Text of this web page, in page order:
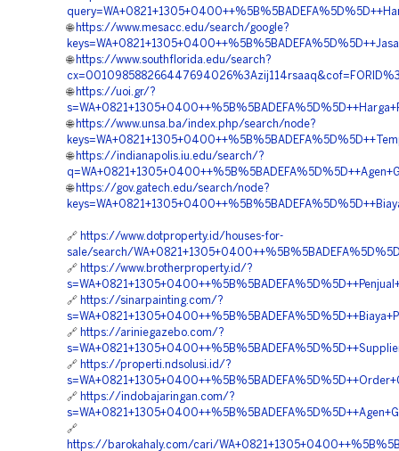
🌐 https://www.mesacc.edu/search/google?
🌐 https://www.southflorida.edu/search?
🌐 https://uoi.gr/?
🌐 https://www.unsa.ba/index.php/search/node?
🌐 https://indianapolis.iu.edu/search/?
🌐 https://gov.gatech.edu/search/node?
🔗 https://www.dotproperty.id/houses-for-
sale/search/
🔗 https://www.brotherproperty.id/?
🔗 https://sinarpainting.com/?
🔗 https://ariniegazebo.com/?
🔗 https://properti.ndsolusi.id/?
🔗 https://indobajaringan.com/?
🔗
https://barokahaly.com/cari/